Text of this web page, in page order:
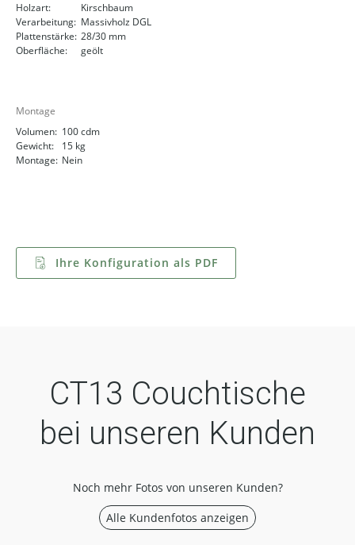
Holzart:
Kirschbaum
Verarbeitung: Massivholz DGL
Plattenstärke: 28/30 mm
Oberfläche:
geölt
Montage
Volumen: 100 cdm
Gewicht:
15 kg
Montage: Nein
Ihre Konfiguration als PDF
CT13 Couchtische
bei unseren Kunden
Noch mehr Fotos von unseren Kunden?
Alle Kundenfotos anzeigen